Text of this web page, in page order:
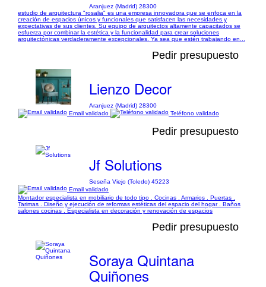
Aranjuez (Madrid) 28300
estudio de arquitectura "rosalia" es una empresa innovadora que se enfoca en la
creación de espacios únicos y funcionales que satisfacen las necesidades y
expectativas de sus clientes. Su equipo de arquitectos altamente capacitados se
esfuerza por combinar la estética y la funcionalidad para crear soluciones
arquitectónicas verdaderamente excepcionales. Ya sea que estén trabajando en...
Pedir presupuesto
Lienzo Decor
Aranjuez (Madrid) 28300
Email validado
Teléfono validado
Pedir presupuesto
Jf Solutions
Seseña Viejo (Toledo) 45223
Email validado
Montador especialista en mobiliario de todo tipo . Cocinas . Armarios . Puertas .
Tarimas . Diseño y ejecución de reformas estéticas del espacio del hogar . Baños
salones cocinas . Especialista en decoración y renovación de espacios
Pedir presupuesto
Soraya Quintana
Quiñones